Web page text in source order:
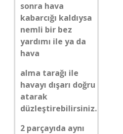
sonra hava
kabarcığı kaldıysa
nemli bir bez
yardımı ile ya da
hava
alma tarağı ile
havayı dışarı doğru
atarak
düzleştirebilirsiniz.
2 parçayıda aynı